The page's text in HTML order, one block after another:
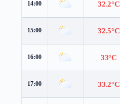
14:00 32.2°C
15:00 32.5°C
16:00 33°C
17:00 33.2°C